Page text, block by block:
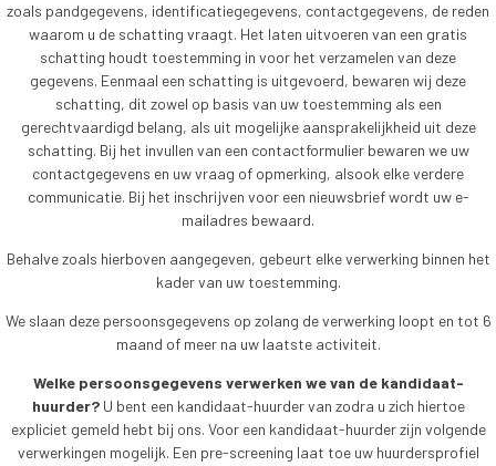
zoals pandgegevens, identificatiegegevens, contactgegevens, de reden
waarom u de schatting vraagt. Het laten uitvoeren van een gratis
schatting houdt toestemming in voor het verzamelen van deze
gegevens. Eenmaal een schatting is uitgevoerd, bewaren wij deze
schatting, dit zowel op basis van uw toestemming als een
gerechtvaardigd belang, als uit mogelijke aansprakelijkheid uit deze
schatting. Bij het invullen van een contactformulier bewaren we uw
contactgegevens en uw vraag of opmerking, alsook elke verdere
communicatie. Bij het inschrijven voor een nieuwsbrief wordt uw e-
mailadres bewaard.
Behalve zoals hierboven aangegeven, gebeurt elke verwerking binnen het
kader van uw toestemming.
We slaan deze persoonsgegevens op zolang de verwerking loopt en tot 6
maand of meer na uw laatste activiteit.
Welke persoonsgegevens verwerken we van de kandidaat-
huurder?U bent een kandidaat-huurder van zodra u zich hiertoe
expliciet gemeld hebt bij ons. Voor een kandidaat-huurder zijn volgende
verwerkingen mogelijk. Een pre-screening laat toe uw huurdersprofiel